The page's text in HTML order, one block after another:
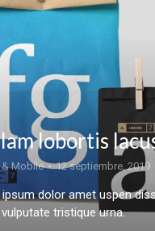
lobortis
Mobile 12 septiembre, 2019
dolor amet uspen
vulputate tristique urna.